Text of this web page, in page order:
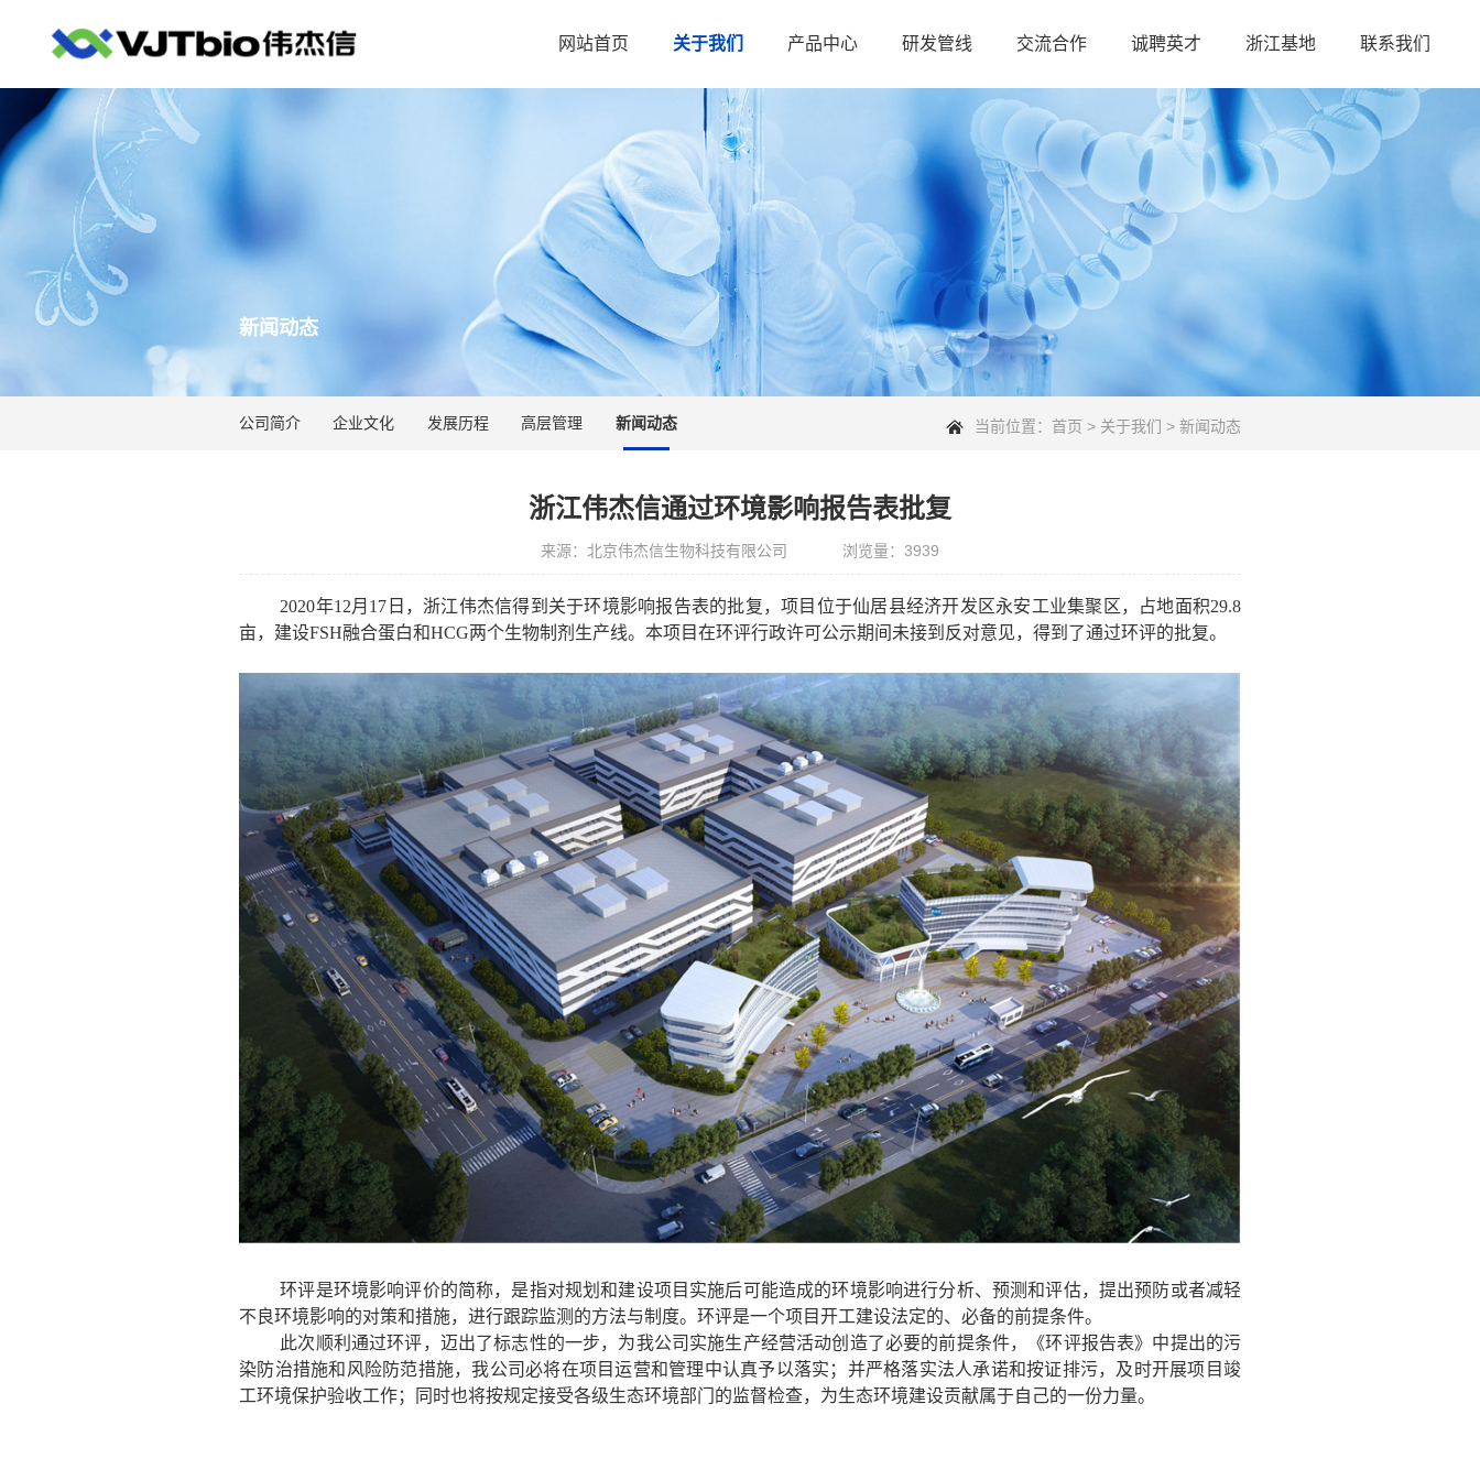
网站首页 关于我们 产品中心 研发管线 交流合作 诚聘英才 浙江基地 联系我们
新闻动态
公司简介 企业文化 发展历程 高层管理 新闻动态 当前位置： 首页 > 关于我们 > 新闻动态
浙江伟杰信通过环境影响报告表批复
来源：北京伟杰信生物科技有限公司 浏览量： 3939
2020年12月 17 日，浙江伟杰信得到关于环境影响报告表的批复，项目位于仙居县经济开发区永安工业集聚区，占地面积29.8
亩，建设FSH融合蛋白和HCG两个生物制剂生产线。本项目在环评行政许可公示期间未接到反对意见，得到了通过环评的批复。
环评是环境影响评价的简称，是指对规划和建设项目实施后可能造成的环境影响进行分析、预测和评估，提出预防或者减轻
不良环境影响的对策和措施，进行跟踪监测的方法与制度。环评是一个项目开工建设法定的、必备的前提条件。
此次顺利通过环评，迈出了标志性的一步，为我公司实施生产经营活动创造了必要的前提条件，《环评报告表》中提出的污
染防治措施和风险防范措施，我公司必将在项目运营和管理中认真予以落实；并严格落实法人承诺和按证排污，及时开展项目竣
工环境保护验收工作；同时也将按规定接受各级生态环境部门的监督检查，为生态环境建设贡献属于自己的一份力量。